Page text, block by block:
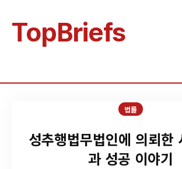
TopBriefs
법률
성추행법무법인에 의뢰한
과 성공 이야기